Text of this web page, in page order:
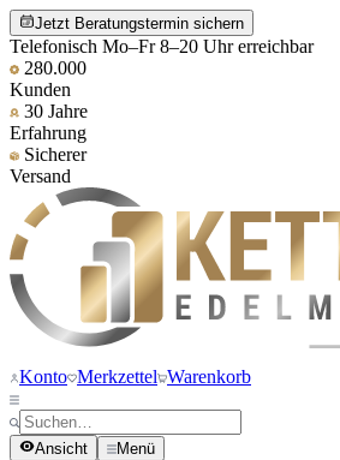
Jetzt Beratungstermin sichern
Telefonisch Mo–Fr 8–20 Uhr erreichbar
280.000
Kunden
30 Jahre
Erfahrung
Sicherer
Versand
Konto Merkzettel Warenkorb
Ansicht Menü